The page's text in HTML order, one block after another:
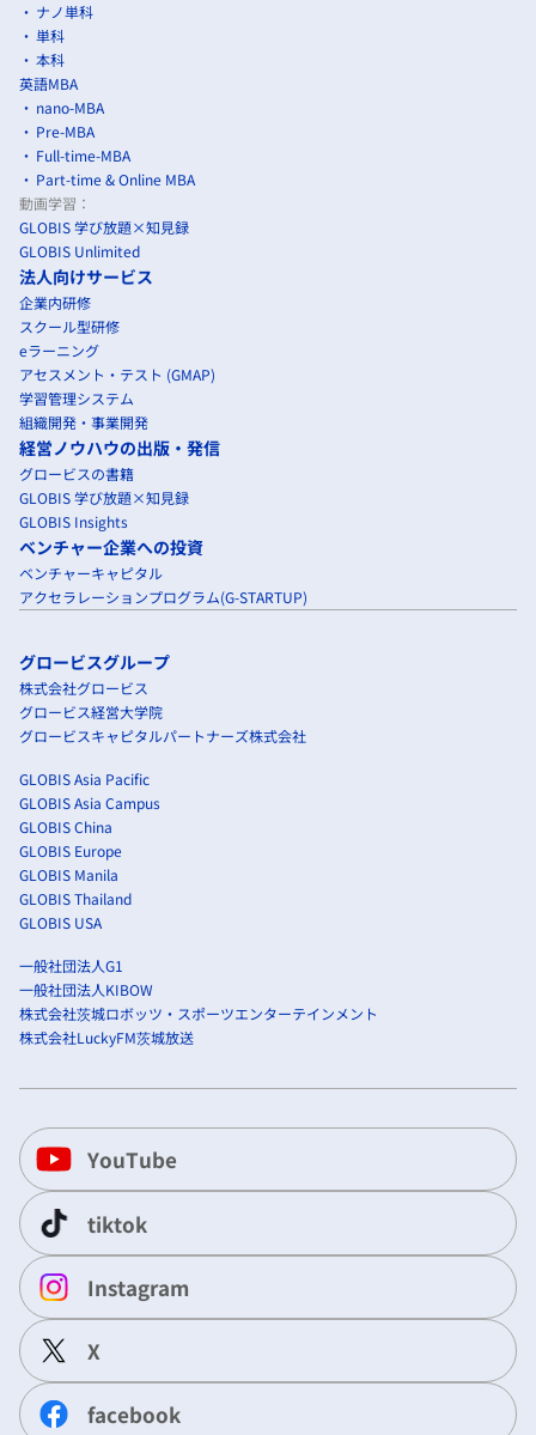
ナノ単科
単科
本科
英語MBA
nano-MBA
Pre-MBA
Full-time-MBA
Part-time & Online MBA
動画学習：
GLOBIS 学び放題×知見録
GLOBIS Unlimited
法人向けサービス
企業内研修
スクール型研修
eラーニング
アセスメント・テスト (GMAP)
学習管理システム
組織開発・事業開発
経営ノウハウの出版・発信
グロービスの書籍
GLOBIS 学び放題×知見録
GLOBIS Insights
ベンチャー企業への投資
ベンチャーキャピタル
アクセラレーションプログラム(G-STARTUP)
グロービスグループ
株式会社グロービス
グロービス経営大学院
グロービスキャピタルパートナーズ株式会社
GLOBIS Asia Pacific
GLOBIS Asia Campus
GLOBIS China
GLOBIS Europe
GLOBIS Manila
GLOBIS Thailand
GLOBIS USA
一般社団法人G1
一般社団法人KIBOW
株式会社茨城ロボッツ・スポーツエンターテインメント
株式会社LuckyFM茨城放送
YouTube
tiktok
Instagram
X
facebook